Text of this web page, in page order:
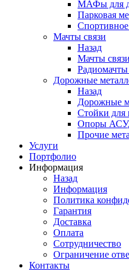
МАФы для
Парковая
Мачты связи
Назад
Мачты связи
Дорожные
Назад
Дорожные
Cтойки
Опоры
Прочие
Услуги
Портфолио
Информация
Назад
Информация
Политика
Гарантия
Доставка
Оплата
Сотрудничество
Ограничение
Контакты